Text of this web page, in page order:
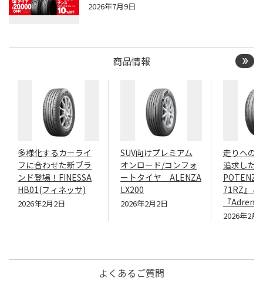
2026年7月9日
商品情報
多様化するカーライ
フに合わせた新ブラ
ンド登場！FINESSA
HB01(フィネッサ)
2026年2月2日
SUV向けプレミアム
オンロード/コンフォ
ートタイヤ ALENZA
LX200
2026年2月2日
走りへの
追求した
71RZ』＆
『
2026年2月
よくあるご質問